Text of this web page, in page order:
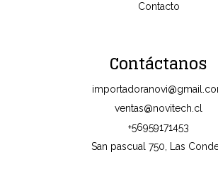
Contacto
Contáctanos
ventas@novitech.cl
+56959171453
San pascual 750, Las